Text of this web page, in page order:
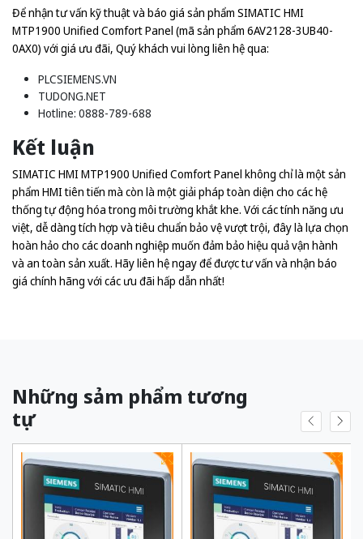
Để nhận tư vấn kỹ thuật và báo giá sản phẩm SIMATIC HMI
MTP1900 Unified Comfort Panel (mã sản phẩm 6AV2128-3UB40-
0AX0) với giá ưu đãi, Quý khách vui lòng liên hệ qua:
PLCSIEMENS.VN
TUDONG.NET
Hotline: 0888-789-688
Kết luận
SIMATIC HMI MTP1900 Unified Comfort Panel không chỉ là một sản
phẩm HMI tiên tiến mà còn là một giải pháp toàn diện cho các hệ
thống tự động hóa trong môi trường khắt khe. Với các tính năng ưu
việt, dễ dàng tích hợp và tiêu chuẩn bảo vệ vượt trội, đây là lựa chọn
hoàn hảo cho các doanh nghiệp muốn đảm bảo hiệu quả vận hành
và an toàn sản xuất. Hãy liên hệ ngay để được tư vấn và nhận báo
giá chính hãng với các ưu đãi hấp dẫn nhất!
Những sảm phẩm tương
tự